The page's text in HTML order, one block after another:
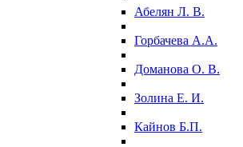
Абелян Л. В.
Горбачева А.А.
Доманова О. В.
Золина Е. И.
Кайнов Б.П.